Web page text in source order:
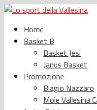
Home
Basket B
Basket Jesi
Janus Basket
Promozione
Biagio Nazzaro
Moie Vallesina